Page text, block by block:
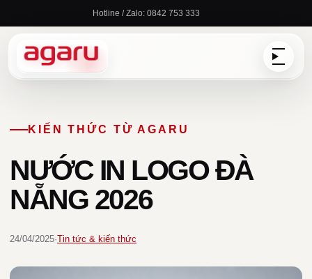
nội
Hotline / Zalo: 0842 753 333
KIẾN THỨC TỪ AGARU
NƯỚC IN LOGO ĐÀ
NẴNG 2026
24/04/2025·Tin tức & kiến thức